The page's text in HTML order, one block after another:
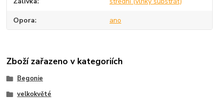
Opora ano
Zboží zařazeno v kategoriích
Begonie
velkokvěté